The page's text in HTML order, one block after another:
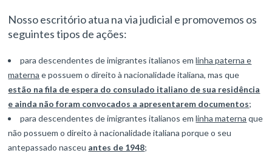
Nosso escritório atua na via judicial e promovemos os
seguintes tipos de ações:
para descendentes de imigrantes italianos emlinha paterna e
materna e possuem o direito à nacionalidade italiana, mas que
estão na fila de espera do consulado italiano de sua residência
e ainda não foram convocados a apresentarem documentos;
para descendentes de imigrantes italianos emlinha materna que
não possuem o direito à nacionalidade italiana porque o seu
antepassado nasceu antes de 1948;